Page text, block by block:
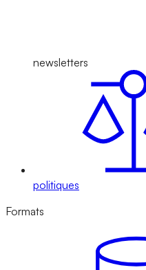
newsletters
politiques
Formats